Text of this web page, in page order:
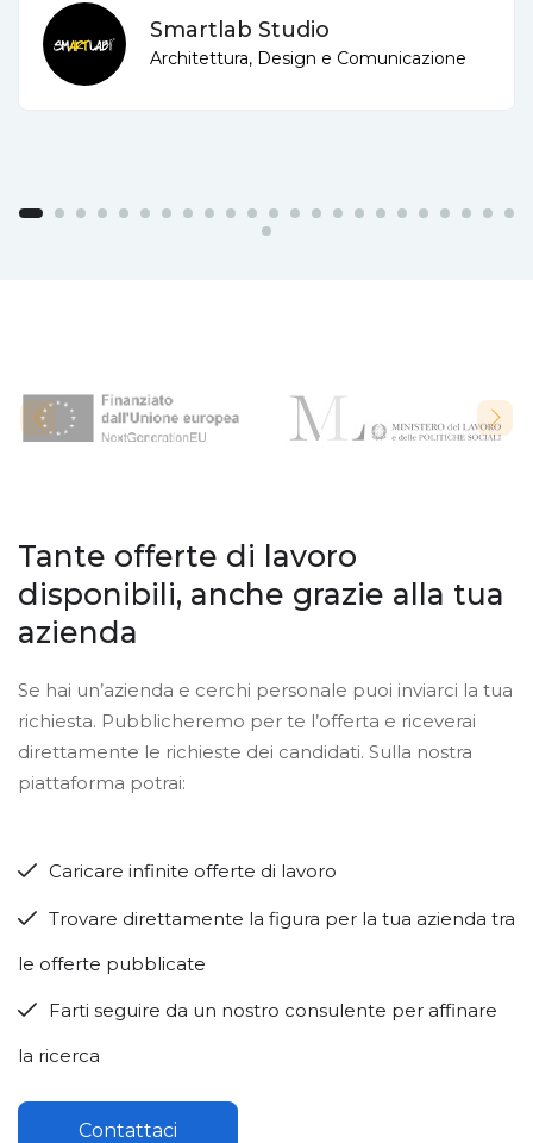
Smartlab Studio
Architettura, Design e Comunicazione
Tante offerte di lavoro
disponibili, anche grazie alla tua
azienda
Se hai un’azienda e cerchi personale puoi inviarci la tua
richiesta. Pubblicheremo per te l’offerta e riceverai
direttamente le richieste dei candidati. Sulla nostra
piattaforma potrai:
Caricare infinite offerte di lavoro
Trovare direttamente la figura per la tua azienda tra
le offerte pubblicate
Farti seguire da un nostro consulente per affinare
la ricerca
Contattaci